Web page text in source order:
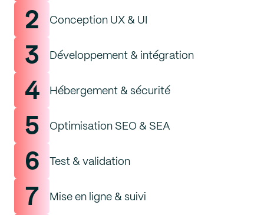
2 Conception UX & UI
3 Développement & intégration
4 Hébergement & sécurité
5 Optimisation SEO & SEA
6 Test & validation
7 Mise en ligne & suivi